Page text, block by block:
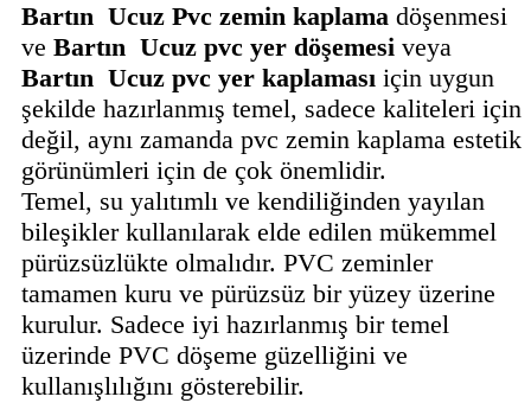
Bartın Ucuz Pvc zemin kaplama döşenmesi
ve Bartın Ucuz pvc yer döşemesi veya
Bartın Ucuz pvc yer kaplaması için uygun
şekilde hazırlanmış temel, sadece kaliteleri için
değil, aynı zamanda pvc zemin kaplama estetik
görünümleri için de çok önemlidir.
Temel, su yalıtımlı ve kendiliğinden yayılan
bileşikler kullanılarak elde edilen mükemmel
pürüzsüzlükte olmalıdır. PVC zeminler
tamamen kuru ve pürüzsüz bir yüzey üzerine
kurulur. Sadece iyi hazırlanmış bir temel
üzerinde PVC döşeme güzelliğini ve
kullanışlılığını gösterebilir.